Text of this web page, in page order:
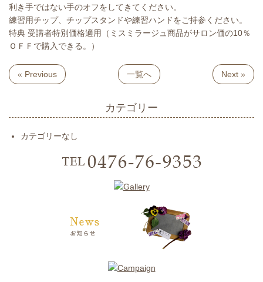
利き手ではない手のオフをしてきてください。
練習用チップ、チップスタンドや練習ハンドをご持参ください。
特典 受講者特別価格適用（ミスミラージュ商品がサロン価の10％
ＯＦＦで購入できる。）
« Previous 一覧へ Next »
カテゴリー
カテゴリーなし